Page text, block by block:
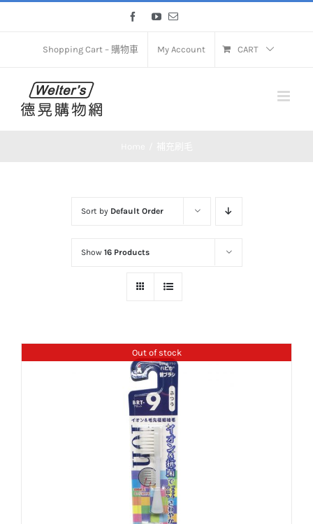
FacebookYouTube
Email
Shopping Cart – 購物車 My Account CART
Sort by Default Order
Show 16 Products
Out of stock